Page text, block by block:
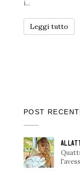
i...
Leggi tutto
POST